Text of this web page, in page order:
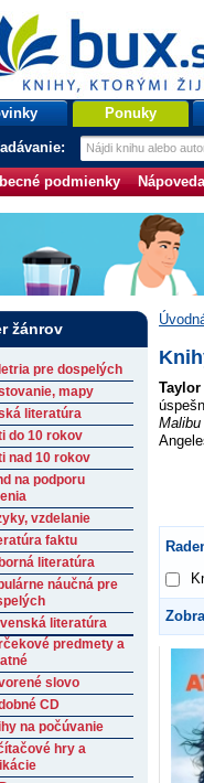
ktorými žijete
stránka
Ponuky
podmienky Nápoveda
Taylor
žánrov
pre dospelých
mapy
literatúra
do 10 rokov
nad 10 rokov
na podporu
vzdelanie
faktu
literatúra
náučná pre
literatúra
predmety a
slovo
CD
na počúvanie
hry a